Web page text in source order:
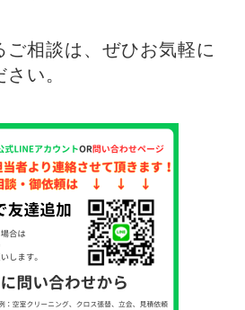
ご相談は、ぜひお気軽に
い。